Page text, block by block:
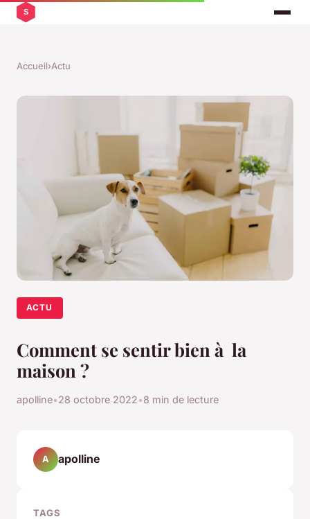
Accueil›Actu
ACTU
Comment se sentir bien à la
maison ?
apolline•28 octobre 2022•8 min de lecture
A apolline
TAGS